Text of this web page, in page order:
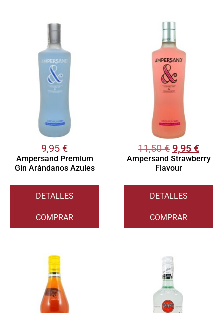
9,95 €
Ampersand Premium
Gin Arándanos Azules
DETALLES
COMPRAR
11,50€ 9,95 €
Ampersand Strawberry
Flavour
DETALLES
COMPRAR